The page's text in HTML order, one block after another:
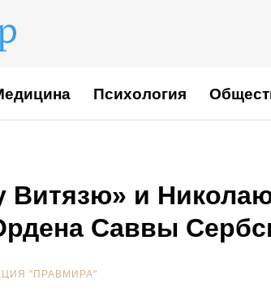
Психология
Витязю» и
Саввы
"ПРАВМИРА"